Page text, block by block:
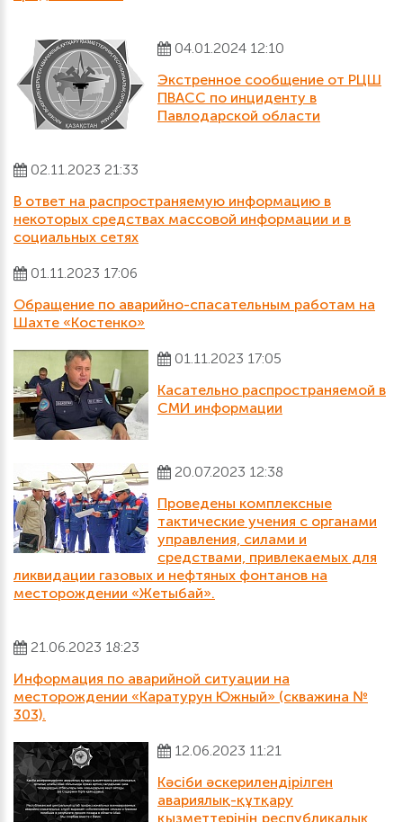
04.01.2024 12:10
Экстренное сообщение от РЦШ
ПВАСС по инциденту в
Павлодарской области
02.11.2023 21:33
В ответ на распространяемую информацию в
некоторых средствах массовой информации и в
социальных сетях
01.11.2023 17:06
Обращение по аварийно-спасательным работам на
Шахте «Костенко»
01.11.2023 17:05
Касательно распространяемой в
СМИ информации
20.07.2023 12:38
Проведены комплексные
тактические учения с органами
управления, силами и
средствами, привлекаемых для
ликвидации газовых и нефтяных фонтанов на
месторождении «Жетыбай».
21.06.2023 18:23
Информация по аварийной ситуации на
месторождении «Каратурун Южный» (скважина №
303).
12.06.2023 11:21
Кәсіби әскерилендірілген
авариялық-құтқару
қызметтерінің республикалық